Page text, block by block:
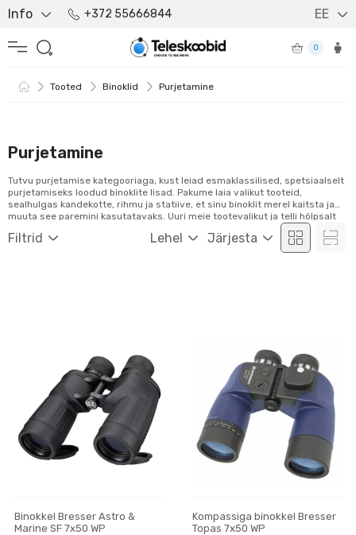
Info +372 55666844 EE
0
Tooted Binoklid Purjetamine
Purjetamine
Filtrid Lehel Järjesta
Tutvu purjetamise kategooriaga, kust leiad esmaklassilised, spetsiaalselt
purjetamiseks loodud binoklite lisad. Pakume laia valikut tooteid,
sealhulgas kandekotte, rihmu ja statiive, et sinu binoklit merel kaitsta ja
muuta see paremini kasutatavaks. Uuri meie tootevalikut ja telli hõlpsalt
Binokkel Bresser Astro &
Marine SF 7x50 WP
Kompassiga binokkel Bresser
Topas 7x50 WP